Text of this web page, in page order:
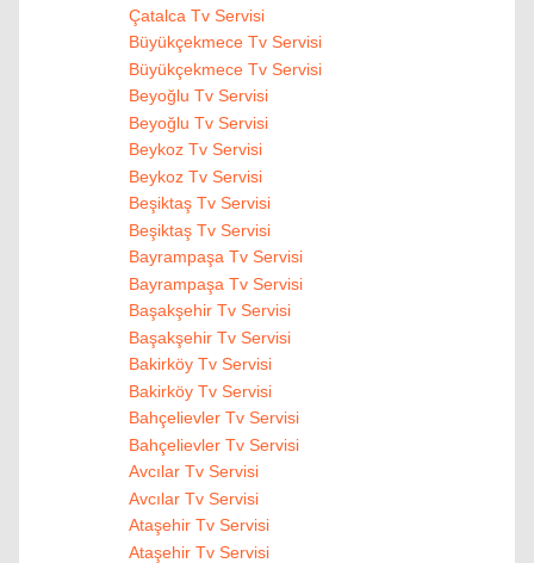
Çatalca Tv Servisi
Büyükçekmece Tv Servisi
Büyükçekmece Tv Servisi
Beyoğlu Tv Servisi
Beyoğlu Tv Servisi
Beykoz Tv Servisi
Beykoz Tv Servisi
Beşiktaş Tv Servisi
Beşiktaş Tv Servisi
Bayrampaşa Tv Servisi
Bayrampaşa Tv Servisi
Başakşehir Tv Servisi
Başakşehir Tv Servisi
Bakirköy Tv Servisi
Bakirköy Tv Servisi
Bahçelievler Tv Servisi
Bahçelievler Tv Servisi
Avcılar Tv Servisi
Avcılar Tv Servisi
Ataşehir Tv Servisi
Ataşehir Tv Servisi